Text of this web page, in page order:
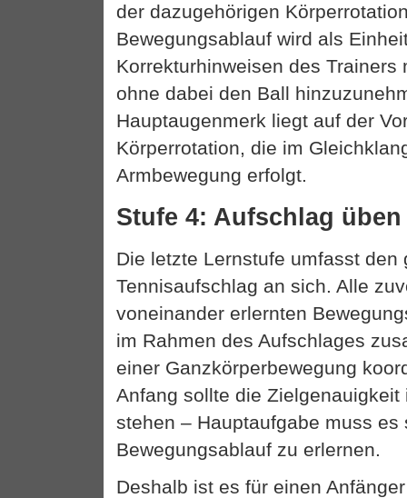
der dazugehörigen
Bewegungsablauf wird als
Korrekturhinweisen des Trainers
ohne dabei den Ball
Hauptaugenmerk liegt auf der
Körperrotation, die im
Armbewegung erfolgt.
Stufe 4: Aufschlag üben
Die letzte Lernstufe umfasst den
Tennisaufschlag an sich. Alle
voneinander erlernten
im Rahmen des Aufschlages
einer Ganzkörperbewegung
Anfang sollte die Zielgenauigkeit
stehen – Hauptaufgabe muss
Bewegungsablauf zu erlernen.
Deshalb ist es für einen